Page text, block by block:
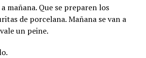
mañana. Que se preparen los
de porcelana. Mañana se van a
un peine.